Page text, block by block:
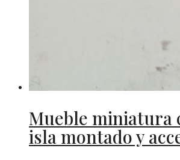
Mueble miniatura
isla montado y